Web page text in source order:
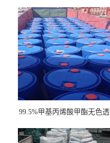
99.5%甲基丙烯酸甲酯无色透